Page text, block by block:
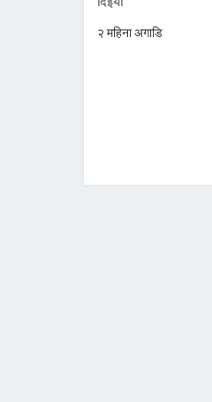
२ महिना अगाडि